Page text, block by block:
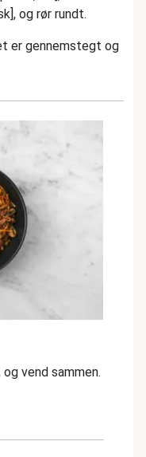
og rør rundt.
er gennemstegt og
vend sammen.